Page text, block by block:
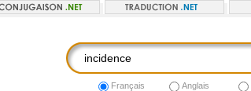
Français Anglais